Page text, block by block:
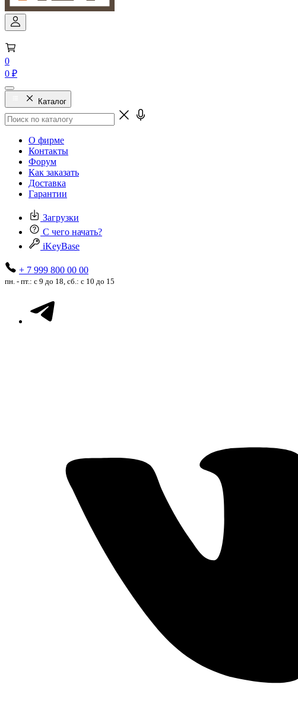
0
0 ₽
Каталог
О фирме
Контакты
Форум
Как заказать
Доставка
Гарантии
Загрузки
С чего начать?
iKeyBase
+ 7 999 800 00 00
пн. - пт.: с 9 до 18, сб.: с 10 до 15